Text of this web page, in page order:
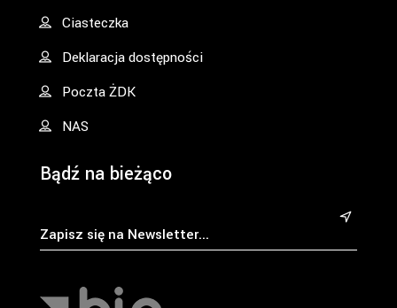
Ciasteczka
Deklaracja dostępności
Poczta ŻDK
NAS
Bądź na bieżąco
&